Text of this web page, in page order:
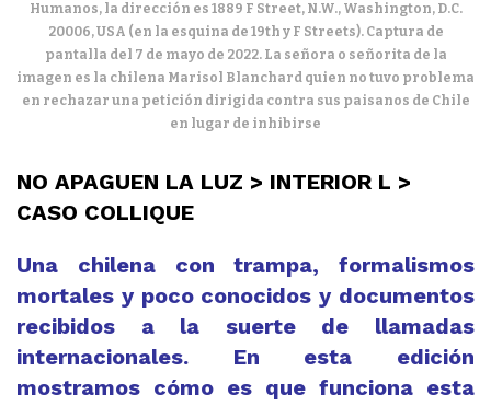
Humanos, la dirección es 1889 F Street, N.W., Washington, D.C.
20006, USA (en la esquina de 19th y F Streets). Captura de
pantalla del 7 de mayo de 2022. La señora o señorita de la
imagen es la chilena Marisol Blanchard quien no tuvo problema
en rechazar una petición dirigida contra sus paisanos de Chile
en lugar de inhibirse
NO APAGUEN LA LUZ > INTERIOR L >
CASO COLLIQUE
Una chilena con trampa, formalismos
mortales y poco conocidos y documentos
recibidos a la suerte de llamadas
internacionales. En esta edición
mostramos cómo es que funciona esta